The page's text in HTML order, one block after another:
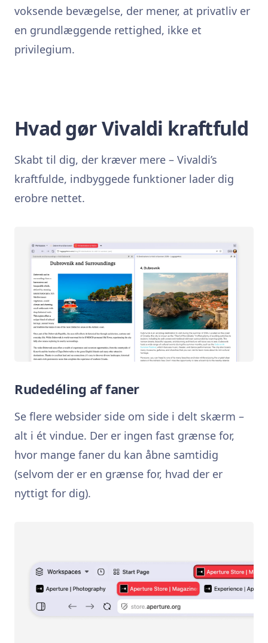
voksende bevægelse, der mener, at privatliv er
en grundlæggende rettighed, ikke et
privilegium.
Hvad gør Vivaldi kraftfuld
Skabt til dig, der kræver mere – Vivaldi’s
kraftfulde, indbyggede funktioner lader dig
erobre nettet.
Rudedéling af faner
Se flere websider side om side i delt skærm –
alt i ét vindue. Der er ingen fast grænse for,
hvor mange faner du kan åbne samtidig
(selvom der er en grænse for, hvad der er
nyttigt for dig).